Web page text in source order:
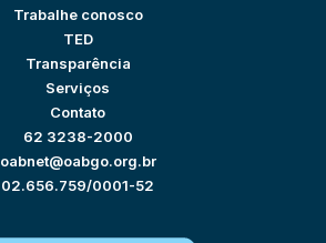
Trabalhe conosco
TED
Transparência
Serviços
Contato
62 3238-2000
oabnet@oabgo.org.br
02.656.759/0001-52